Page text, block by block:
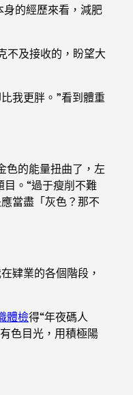
的經歷來看，減肥
不及接收的，盼望大
我更胖。”看到體重
色的能量扭曲了，左
。“過于瘦削不難
當盡「灰色？那不
肄業的各個階段，
體檢得“年夜碼人
色目光，用積極陽